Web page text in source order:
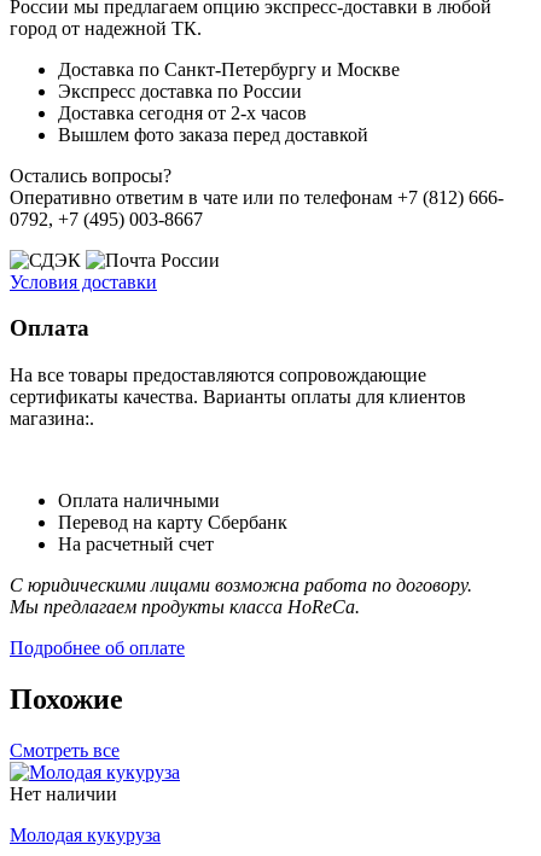
России мы предлагаем опцию экспресс-доставки в любой
город от надежной ТК.
Доставка по Санкт-Петербургу и Москве
Экспресс доставка по России
Доставка сегодня от 2-х часов
Вышлем фото заказа перед доставкой
Остались вопросы?
Оперативно ответим в чате или по телефонам +7 (812) 666-
0792, +7 (495) 003-8667
Условия доставки
Оплата
На все товары предоставляются сопровождающие
сертификаты качества. Варианты оплаты для клиентов
магазина:.
Оплата наличными
Перевод на карту Сбербанк
На расчетный счет
С юридическими лицами возможна работа по договору.
Мы предлагаем продукты класса HoReCa.
Подробнее об оплате
Похожие
Смотреть все
Нет наличии
Молодая кукуруза